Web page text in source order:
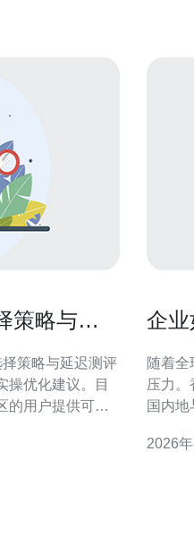
策略与延
策略与延迟测评
操优化建议。目
的用户提供可执
企
随着
压力。
国内地
术与管
2026